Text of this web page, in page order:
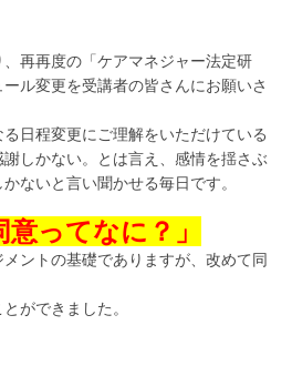
再再度の「ケアマネジャー法定研
ル変更を受講者の皆さんにお願いさ
日程変更にご理解をいただけている
しかない。とは言え、感情を揺さぶ
ないと言い聞かせる毎日です。
意ってなに？」
ントの基礎でありますが、改めて同
ができました。